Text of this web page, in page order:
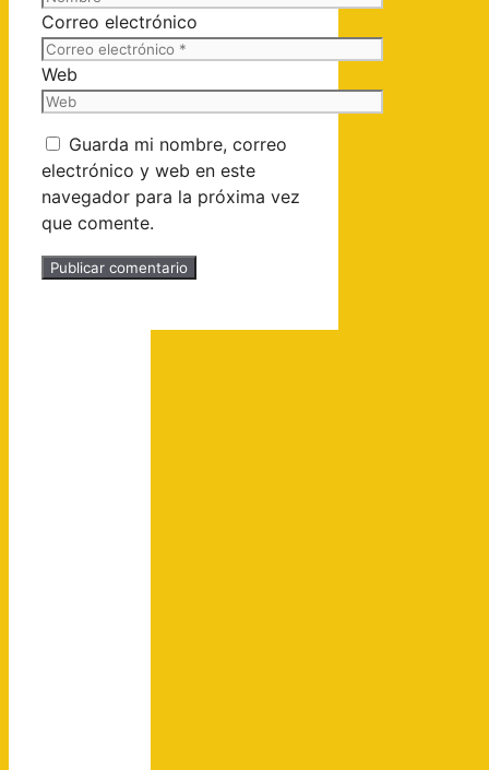
Correo electrónico
Web
Guarda mi nombre, correo
electrónico y web en este
navegador para la próxima vez
que comente.